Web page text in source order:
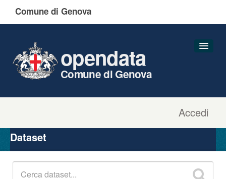
Comune di Genova
Accedi
opendata
Comune di Genova
Organizzazioni
Gruppi
Dataset